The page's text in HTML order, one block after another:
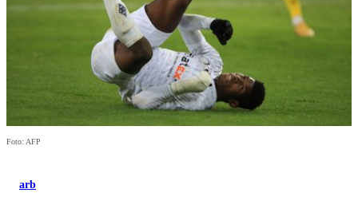
Foto: AFP
arb